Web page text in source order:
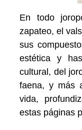
En todo
zapateo, el
sus
estética y
cultural, del
faena, y más
vida,
estas páginas